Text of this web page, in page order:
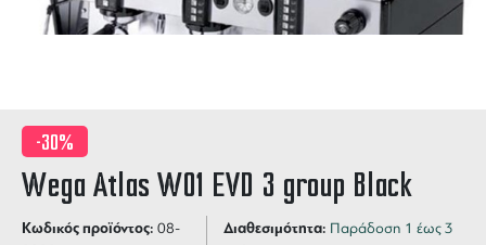
-30%
Wega Atlas W01 EVD 3 group Black
Κωδικός προϊόντος: 08-
Διαθεσιμότητα: Παράδοση 1 έως 3